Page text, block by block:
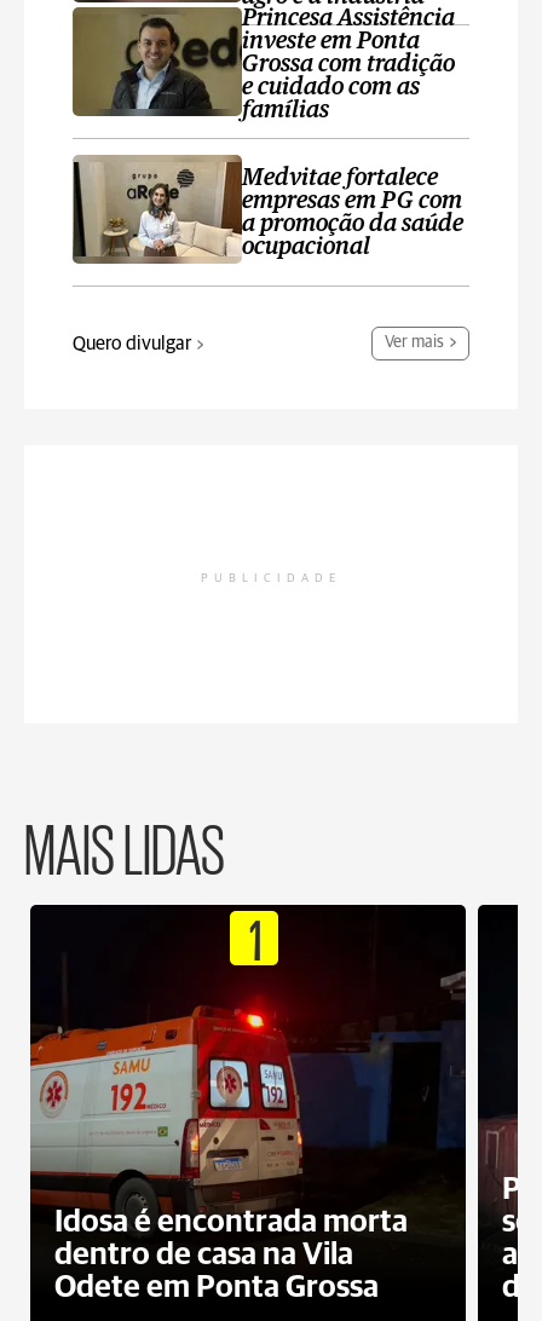
Princesa Assistência
investe em Ponta
Grossa com tradição
e cuidado com as
famílias
Medvitae fortalece
empresas em PG com
a promoção da saúde
ocupacional
Quero divulgar Ver mais
PUBLICIDADE
MAIS LIDAS
1
Idosa é encontrada morta
dentro de casa na Vila
Odete em Ponta Grossa
do